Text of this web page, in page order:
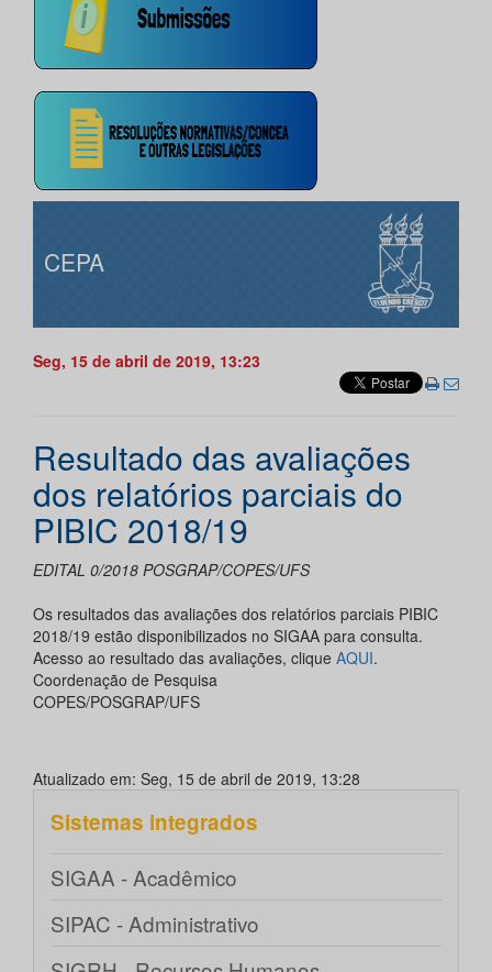
CEPA
Seg, 15 de abril de 2019, 13:23
Resultado das avaliações
dos relatórios parciais do
PIBIC 2018/19
EDITAL 0/2018 POSGRAP/COPES/UFS
Os resultados das avaliações dos relatórios parciais PIBIC
2018/19 estão disponibilizados no SIGAA para consulta.
Acesso ao resultado das avaliações, clique AQUI.
Coordenação de Pesquisa
COPES/POSGRAP/UFS
Atualizado em: Seg, 15 de abril de 2019, 13:28
Sistemas integrados
SIGAA - Acadêmico
SIPAC - Administrativo